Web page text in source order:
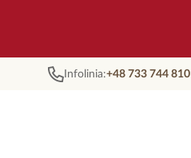
Infolinia:+48 733 744 810